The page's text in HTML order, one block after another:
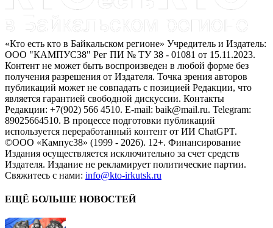
«Кто есть кто в Байкальском регионе» Учредитель и Издатель:
ООО "КАМПУС38" Рег ПИ № ТУ 38 - 01081 от 15.11.2023.
Контент не может быть воспроизведен в любой форме без
получения разрешения от Издателя. Точка зрения авторов
публикаций может не совпадать с позицией Редакции, что
является гарантией свободной дискуссии. Контакты
Редакции: +7(902) 566 4510. E-mail: baik@mail.ru. Telegram:
89025664510. В процессе подготовки публикаций
используется переработанный контент от ИИ ChatGPT.
©ООО «Кампус38» (1999 - 2026). 12+. Финансирование
Издания осуществляется исключительно за счет средств
Издателя. Издание не рекламирует политические партии.
Свяжитесь с нами: info@kto-irkutsk.ru
ЕЩЁ БОЛЬШЕ НОВОСТЕЙ